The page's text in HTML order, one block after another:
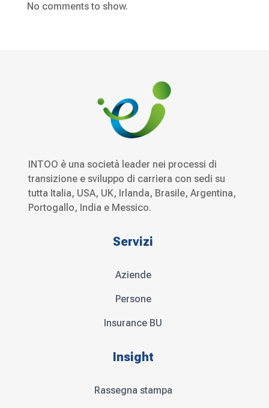
No comments to show.
INTOO è una società leader nei processi di
transizione e sviluppo di carriera con sedi su
tutta Italia, USA, UK, Irlanda, Brasile, Argentina,
Portogallo, India e Messico.
Servizi
Aziende
Persone
Insurance BU
Insight
Rassegna stampa